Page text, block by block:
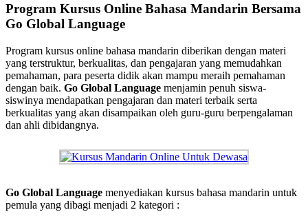
Program Kursus Online Bahasa Mandarin Bersama
Go Global Language
Program kursus online bahasa mandarin diberikan dengan materi
yang terstruktur, berkualitas, dan pengajaran yang memudahkan
pemahaman, para peserta didik akan mampu meraih pemahaman
dengan baik. Go Global Language menjamin penuh siswa-
siswinya mendapatkan pengajaran dan materi terbaik serta
berkualitas yang akan disampaikan oleh guru-guru berpengalaman
dan ahli dibidangnya.
Go Global Language menyediakan kursus bahasa mandarin untuk
pemula yang dibagi menjadi 2 kategori :